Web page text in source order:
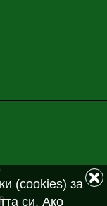
(cookies) за
си. Ако